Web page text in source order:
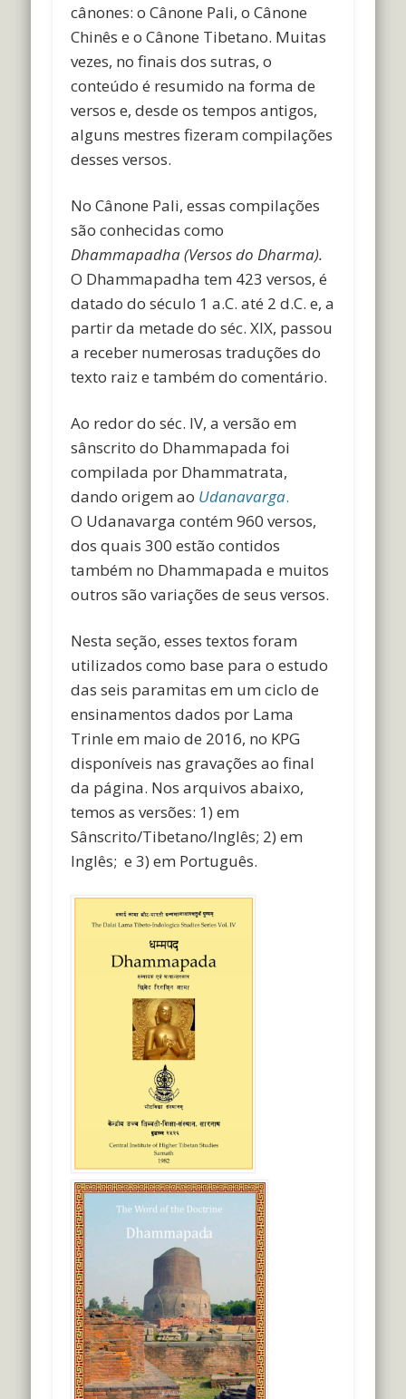
cânones: o Cânone Pali, o Cânone
Chinês e o Cânone Tibetano. Muitas
vezes, no finais dos sutras, o
conteúdo é resumido na forma de
versos e, desde os tempos antigos,
alguns mestres fizeram compilações
desses versos.
No Cânone Pali, essas compilações
são conhecidas como
Dhammapadha (Versos do Dharma).
O Dhammapadha tem 423 versos, é
datado do século 1 a.C. até 2 d.C. e, a
partir da metade do séc. XIX, passou
a receber numerosas traduções do
texto raiz e também do comentário.
Ao redor do séc. IV, a versão em
sânscrito do Dhammapada foi
compilada por Dhammatrata,
dando origem ao Udanavarga.
O Udanavarga contém 960 versos,
dos quais 300 estão contidos
também no Dhammapada e muitos
outros são variações de seus versos.
Nesta seção, esses textos foram
utilizados como base para o estudo
das seis paramitas em um ciclo de
ensinamentos dados por Lama
Trinle em maio de 2016, no KPG
disponíveis nas gravações ao final
da página. Nos arquivos abaixo,
temos as versões: 1) em
Sânscrito/Tibetano/Inglês; 2) em
Inglês; e 3) em Português.